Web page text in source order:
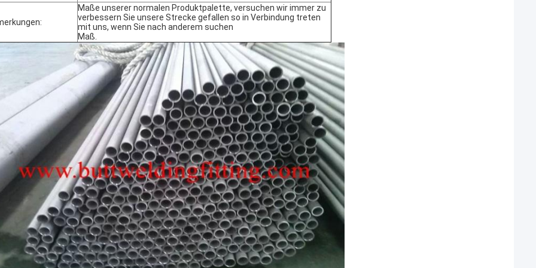
Maße unserer normalen Produktpalette, versuchen wir immer zu
verbessern Sie unsere Strecke gefallen so in Verbindung treten
mit uns, wenn Sie nach anderem suchen
Maß.